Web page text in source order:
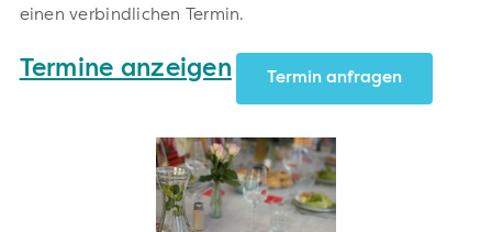
einen verbindlichen Termin.
Termine anzeigen Termin anfragen